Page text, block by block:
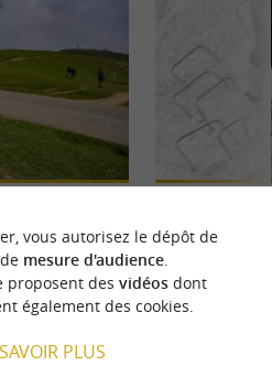
par le Tour
pouvez vous
Dans la Vallée
ski Gourette, la
exceptionnel. ...
1,9 km -
vous autorisez le dépôt de
mesure d'audience.
proposent des vidéosdont
également des cookies.
PLUS